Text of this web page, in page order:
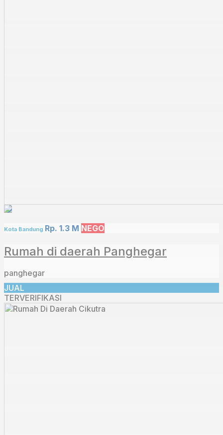
Kota Bandung Rp. 1.3 M NEGO
Rumah di daerah Panghegar⁣
panghegar
JUAL
TERVERIFIKASI